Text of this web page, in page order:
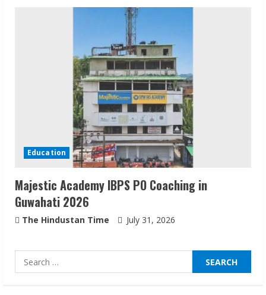
Education
Majestic Academy IBPS PO Coaching in
Guwahati 2026
The Hindustan Time July 31, 2026
Search
for: